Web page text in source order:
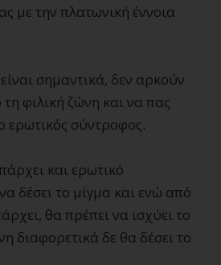
με την πλατωνική έννοια
σημαντικά, δεν αρκούν
τη φιλική ζώνη και να πας
ερωτικός σύντροφος.
και ερωτικό
δέσει το μίγμα και ενώ από
θα πρέπει να ισχύει το
διαφορετικά δε θα δέσει το